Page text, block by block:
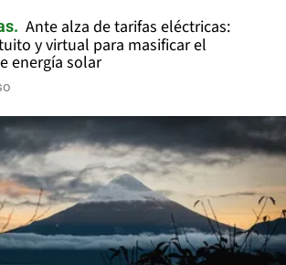
Ante alza de tarifas eléctricas:
y virtual para masificar el
energía solar